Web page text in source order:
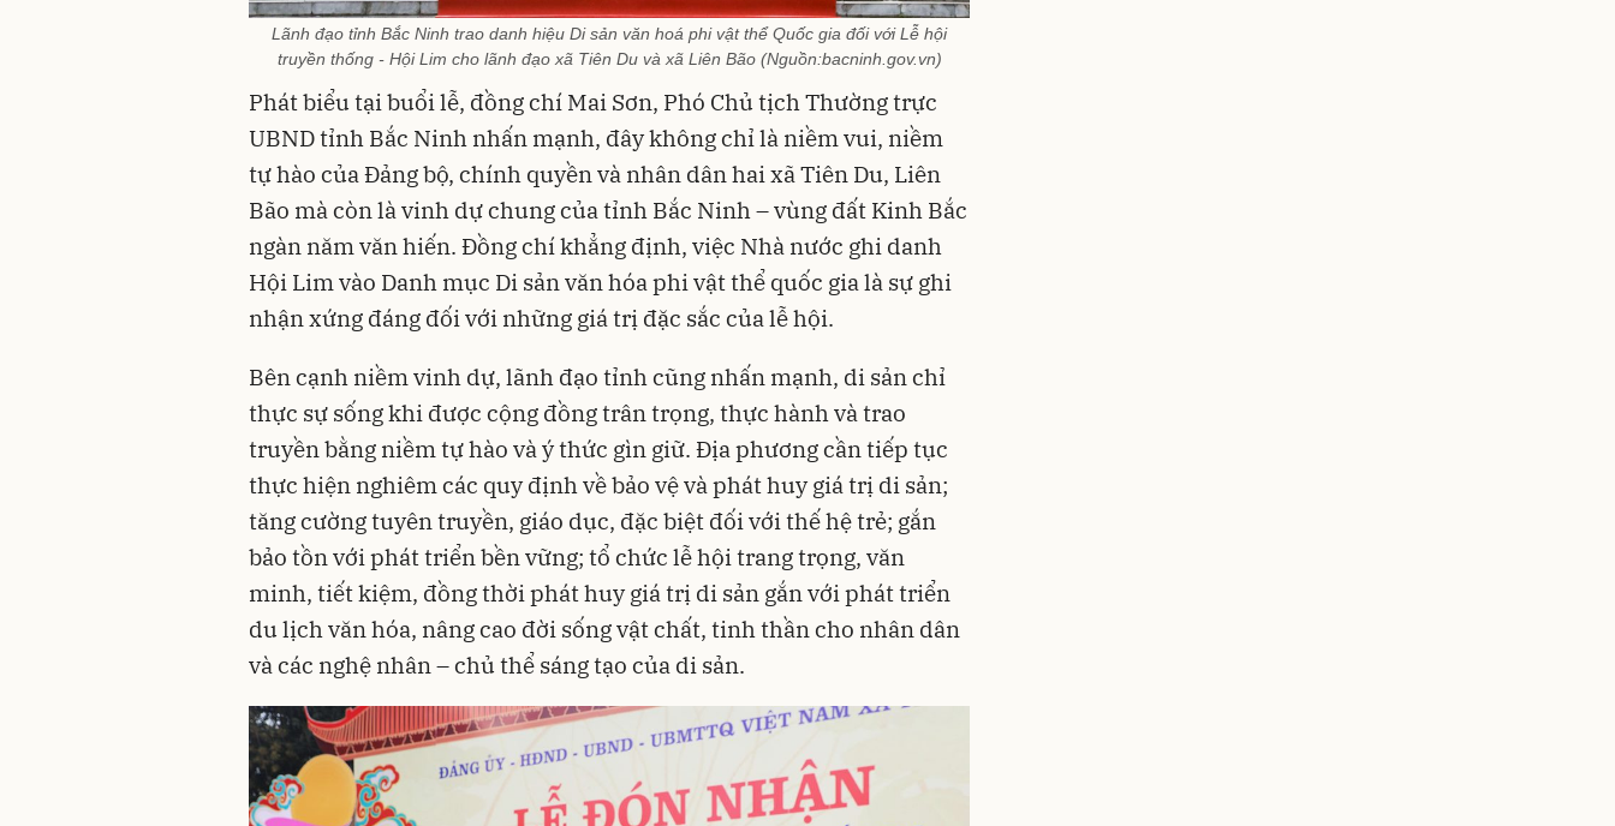
Lãnh đạo tỉnh Bắc Ninh trao danh hiệu Di sản văn hoá phi vật thể Quốc gia đối với Lễ hội
truyền thống - Hội Lim cho lãnh đạo xã Tiên Du và xã Liên Bão (Nguồn:bacninh.gov.vn)
Phát biểu tại buổi lễ, đồng chí Mai Sơn, Phó Chủ tịch Thường trực
UBND tỉnh Bắc Ninh nhấn mạnh, đây không chỉ là niềm vui, niềm
tự hào của Đảng bộ, chính quyền và nhân dân hai xã Tiên Du, Liên
Bão mà còn là vinh dự chung của tỉnh Bắc Ninh – vùng đất Kinh Bắc
ngàn năm văn hiến. Đồng chí khẳng định, việc Nhà nước ghi danh
Hội Lim vào Danh mục Di sản văn hóa phi vật thể quốc gia là sự ghi
nhận xứng đáng đối với những giá trị đặc sắc của lễ hội.
Bên cạnh niềm vinh dự, lãnh đạo tỉnh cũng nhấn mạnh, di sản chỉ
thực sự sống khi được cộng đồng trân trọng, thực hành và trao
truyền bằng niềm tự hào và ý thức gìn giữ. Địa phương cần tiếp tục
thực hiện nghiêm các quy định về bảo vệ và phát huy giá trị di sản;
tăng cường tuyên truyền, giáo dục, đặc biệt đối với thế hệ trẻ; gắn
bảo tồn với phát triển bền vững; tổ chức lễ hội trang trọng, văn
minh, tiết kiệm, đồng thời phát huy giá trị di sản gắn với phát triển
du lịch văn hóa, nâng cao đời sống vật chất, tinh thần cho nhân dân
và các nghệ nhân – chủ thể sáng tạo của di sản.